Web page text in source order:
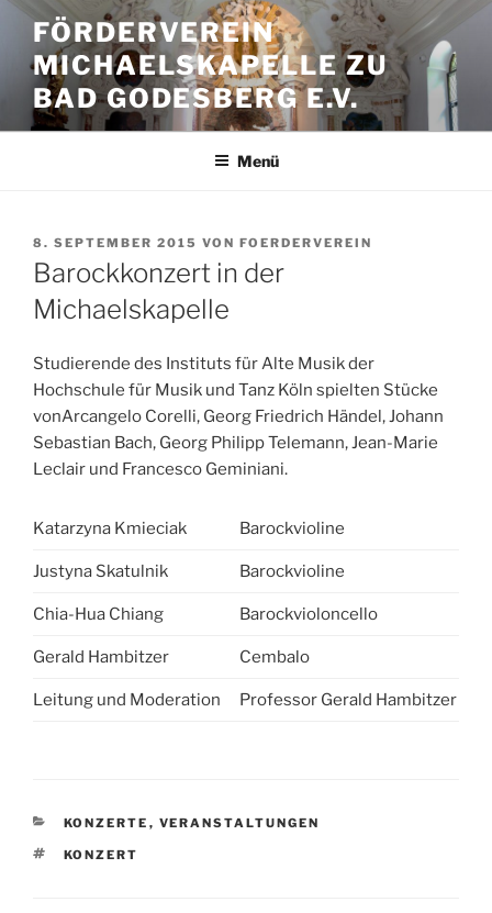
Zum
Inhalt
springen
FÖRDERVEREIN
MICHAELSKAPELLE ZU
BAD GODESBERG E.V.
Menü
VERÖFFENTLICHT
AM
8. SEPTEMBER 2015 VON FOERDERVEREIN
Barockkonzert in der
Michaelskapelle
Studierende des Instituts für Alte Musik der
Hochschule für Musik und Tanz Köln spielten Stücke
vonArcangelo Corelli, Georg Friedrich Händel, Johann
Sebastian Bach, Georg Philipp Telemann, Jean-Marie
Leclair und Francesco Geminiani.
Katarzyna Kmieciak Barockvioline
Justyna Skatulnik Barockvioline
Chia-Hua Chiang Barockvioloncello
Gerald Hambitzer Cembalo
Leitung und Moderation Professor Gerald Hambitzer
KATEGORIEN
KONZERTE , VERANSTALTUNGEN
SCHLAGWÖRTER
KONZERT